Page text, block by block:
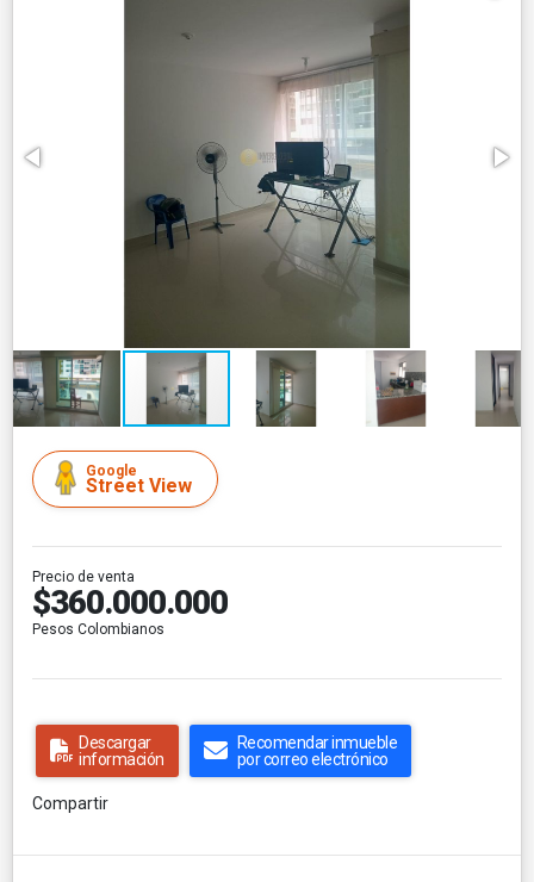
Google
Street View
Precio de venta
$360.000.000
Pesos Colombianos
Descargar
información
Recomendar inmueble
por correo electrónico
Compartir